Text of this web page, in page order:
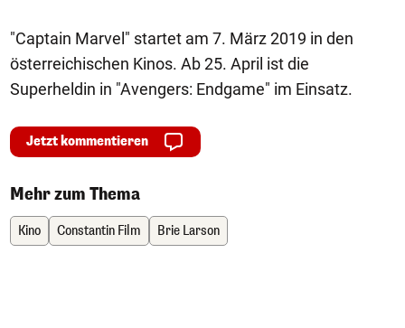
"Captain Marvel" startet am 7. März 2019 in den
österreichischen Kinos. Ab 25. April ist die
Superheldin in "Avengers: Endgame" im Einsatz.
Jetzt kommentieren
Mehr zum Thema
Kino Constantin Film Brie Larson